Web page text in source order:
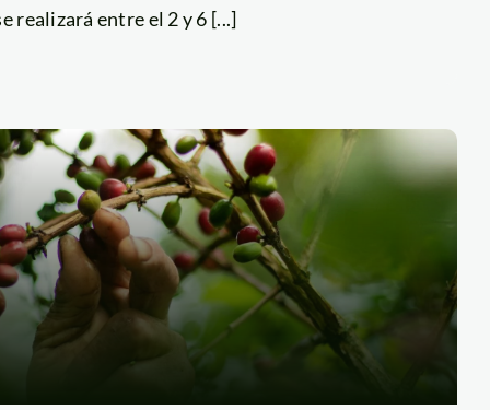
realizará entre el 2 y 6 [...]